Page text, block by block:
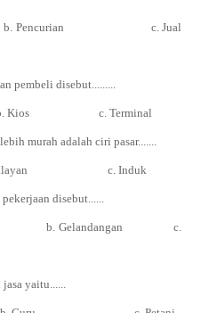
c. Jual
pembeli disebut.........
c. Terminal
murah adalah ciri pasar.......
c. Induk
disebut......
Gelandangan c.
yaitu......